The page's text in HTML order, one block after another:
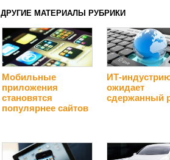
ДРУГИЕ МАТЕРИАЛЫ РУБРИКИ
Мобильные
приложения
становятся
популярнее сайтов
ИТ-
ожидает
сдержанный